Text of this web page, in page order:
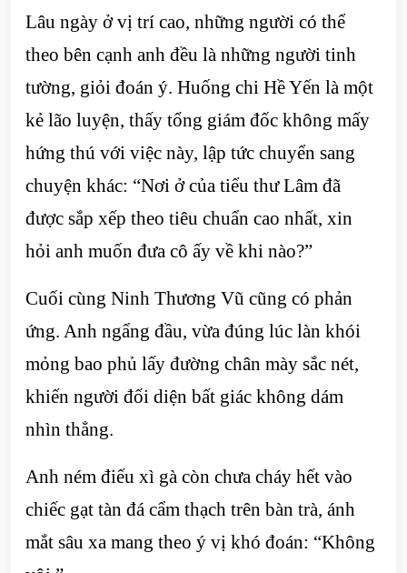
Lâu ngày ở vị trí cao, những người có thể
theo bên cạnh anh đều là những người tinh
tường, giỏi đoán ý. Huống chi Hề Yến là một
kẻ lão luyện, thấy tổng giám đốc không mấy
hứng thú với việc này, lập tức chuyển sang
chuyện khác: “Nơi ở của tiểu thư Lâm đã
được sắp xếp theo tiêu chuẩn cao nhất, xin
hỏi anh muốn đưa cô ấy về khi nào?”
Cuối cùng Ninh Thương Vũ cũng có phản
ứng. Anh ngẩng đầu, vừa đúng lúc làn khói
mỏng bao phủ lấy đường chân mày sắc nét,
khiến người đối diện bất giác không dám
nhìn thẳng.
Anh ném điếu xì gà còn chưa cháy hết vào
chiếc gạt tàn đá cẩm thạch trên bàn trà, ánh
mắt sâu xa mang theo ý vị khó đoán: “Không